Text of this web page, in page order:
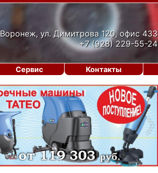
Воронеж, ул. Димитрова 120, офис 433
+7 (928) 229-55-24
›
Сервис Контакты